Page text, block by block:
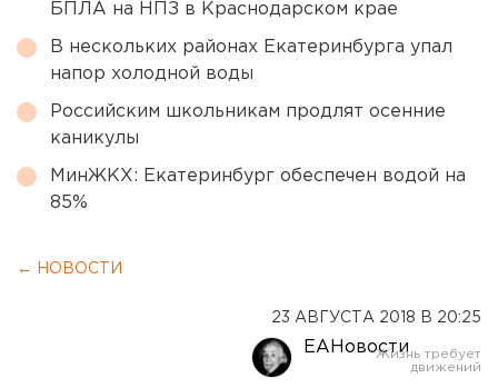
БПЛА на НПЗ в Краснодарском крае
В нескольких районах Екатеринбурга упал
напор холодной воды
Российским школьникам продлят осенние
каникулы
МинЖКХ: Екатеринбург обеспечен водой на
85%
← НОВОСТИ
23 АВГУСТА 2018 В 20:25
ЕАНовости